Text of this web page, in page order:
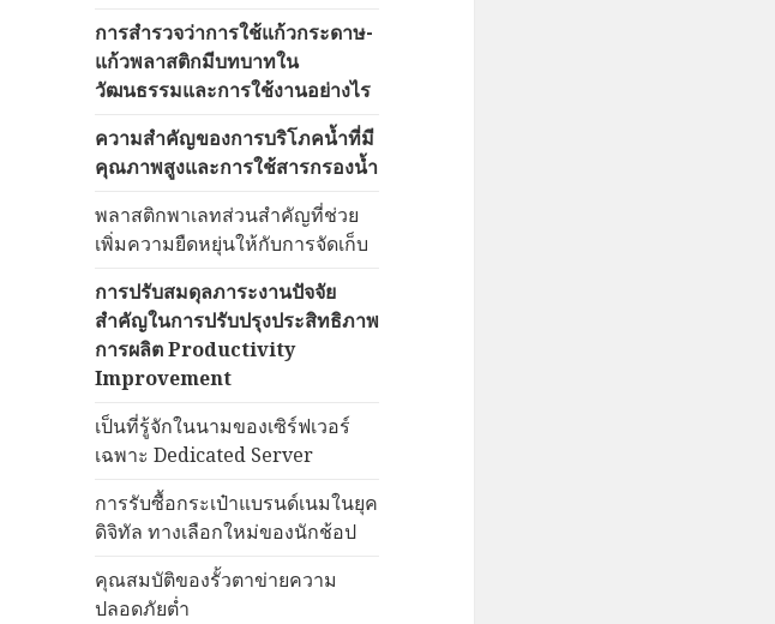
การสำรวจว่าการใช้แก้วกระดาษ-
แก้วพลาสติกมีบทบาทใน
วัฒนธรรมและการใช้งานอย่างไร
ความสำคัญของการบริโภคน้ำที่มี
คุณภาพสูงและการใช้สารกรองน้ำ
พลาสติกพาเลทส่วนสำคัญที่ช่วย
เพิ่มความยืดหยุ่นให้กับการจัดเก็บ
การปรับสมดุลภาระงานปัจจัย
สำคัญในการปรับปรุงประสิทธิภาพ
การผลิต Productivity
Improvement
เป็นที่รู้จักในนามของเซิร์ฟเวอร์
เฉพาะ Dedicated Server
การรับซื้อกระเป๋าแบรนด์เนมในยุค
ดิจิทัล ทางเลือกใหม่ของนักช้อป
คุณสมบัติของรั้วตาข่ายความ
ปลอดภัยต่ำ